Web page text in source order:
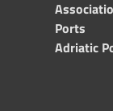
Ports
Adriatic